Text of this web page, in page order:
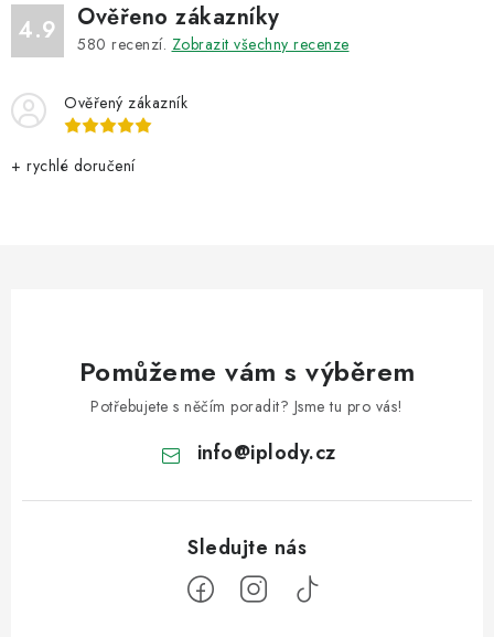
4.9 Ověřeno zákazníky
580 recenzí. Zobrazit všechny recenze
Ověřený zákazník
+ rychlé doručení
Pomůžeme vám s výběrem
Potřebujete s něčím poradit? Jsme tu pro vás!
info@iplody.cz